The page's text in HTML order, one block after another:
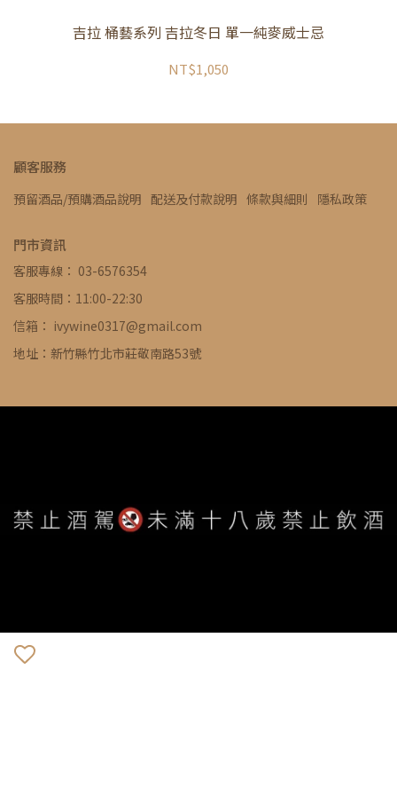
吉拉 桶藝系列 吉拉冬日 單一純麥威士忌
NT$1,050
顧客服務
預留酒品/預購酒品說明 配送及付款說明 條款與細則 隱私政策
門市資訊
客服專線： 03-6576354
客服時間：11:00-22:30
信箱： ivywine0317@gmail.com
地址：新竹縣竹北市莊敬南路53號
WE ARE ALWAYS AVAILABLE TO SERVE YOU ©